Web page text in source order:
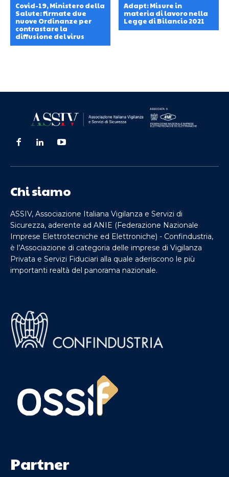
Covid-19, Ministero della
Salute: firmate due
nuove Ordinanze per
contrastare la
diffusione del virus
Adapt: Misure in
materia di lavoro nella
Legge di Bilancio 2021
Chi siamo
ASSIV, Associazione Italiana Vigilanza e Servizi di
Sicurezza, aderente ad ANIE (Federazione Nazionale
Imprese Elettrotecniche ed Elettroniche) - Confindustria,
è l’Associazione di categoria delle imprese di Vigilanza
Privata e Servizi Fiduciari alla quale aderiscono le più
importanti realtà del panorama nazionale.
Partner